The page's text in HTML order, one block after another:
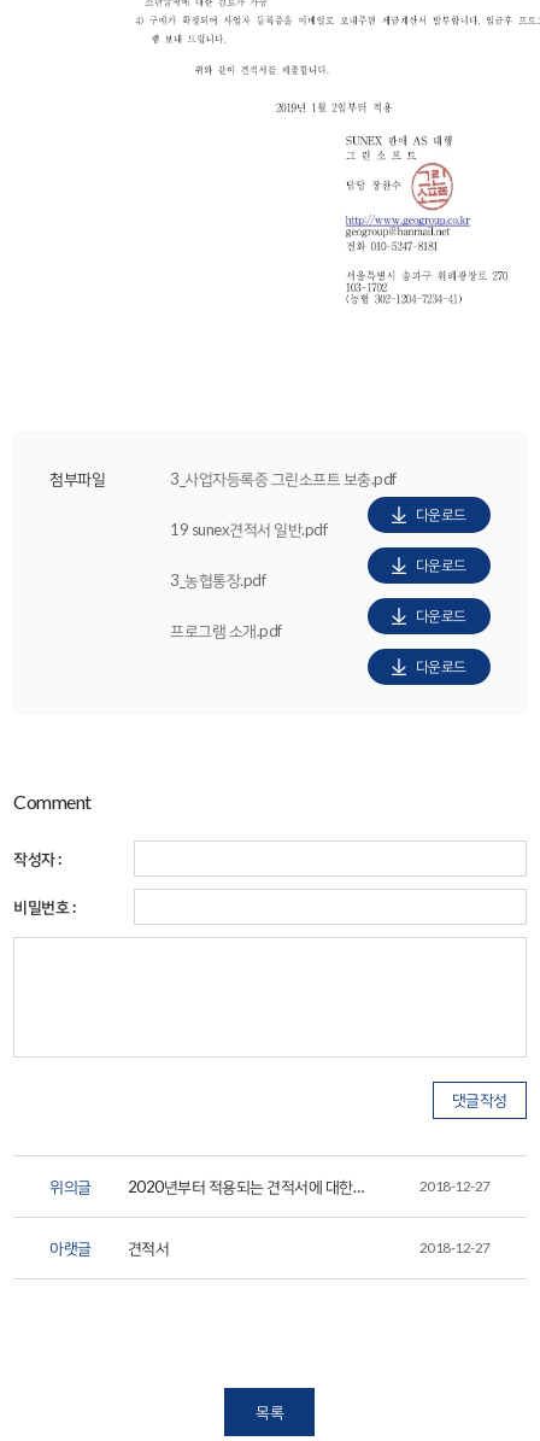
첨부파일 3_사업자등록증 그린소프트 보충.pdf
다운로드
19 sunex견적서 일반.pdf
다운로드
3_농협통장.pdf
다운로드
프로그램 소개.pdf
다운로드
Comment
작성자 :
비밀번호 :
위의글
2020년부터 적용되는 견적서에 대한
안내
2018-12-27
아랫글 견적서 2018-12-27
목록